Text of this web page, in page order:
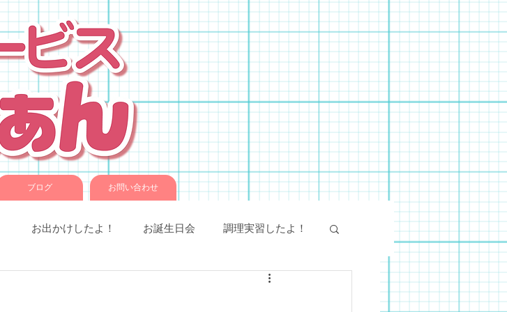
ブログ お問い合わせ
お出かけしたよ！ お誕生日会 調理実習したよ！